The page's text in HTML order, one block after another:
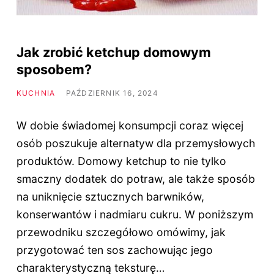
Jak zrobić ketchup domowym
sposobem?
KUCHNIA PAŹDZIERNIK 16, 2024
W dobie świadomej konsumpcji coraz więcej
osób poszukuje alternatyw dla przemysłowych
produktów. Domowy ketchup to nie tylko
smaczny dodatek do potraw, ale także sposób
na uniknięcie sztucznych barwników,
konserwantów i nadmiaru cukru. W poniższym
przewodniku szczegółowo omówimy, jak
przygotować ten sos zachowując jego
charakterystyczną teksturę…